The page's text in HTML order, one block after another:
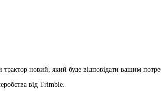
новий, який буде відповідати вашим
від Trimble.